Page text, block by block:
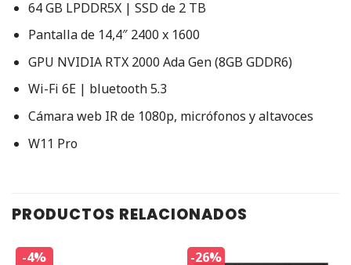
64 GB LPDDR5X | SSD de 2 TB
Pantalla de 14,4″ 2400 x 1600
GPU NVIDIA RTX 2000 Ada Gen (8GB GDDR6)
Wi-Fi 6E | bluetooth 5.3
Cámara web IR de 1080p, micrófonos y altavoces
W11 Pro
PRODUCTOS RELACIONADOS
-4% -26%